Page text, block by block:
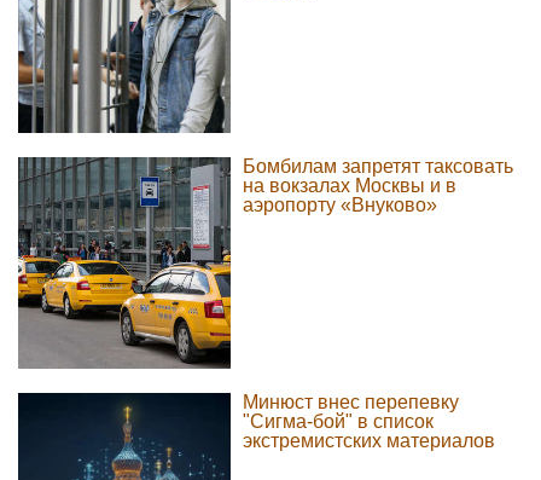
Бомбилам запретят таксовать
на вокзалах Москвы и в
аэропорту «Внуково»
Минюст внес перепевку
"Сигма-бой" в список
экстремистских материалов